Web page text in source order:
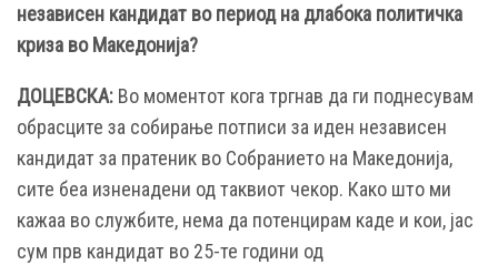
независен кандидат во период на длабока политичка
криза во Македонија?
ДОЦЕВСКА: Во моментот кога тргнав да ги поднесувам
обрасците за собирање потписи за иден независен
кандидат за пратеник во Собранието на Македонија,
сите беа изненадени од таквиот чекор. Како што ми
кажаа во службите, нема да потенцирам каде и кои, јас
сум прв кандидат во 25-те години од